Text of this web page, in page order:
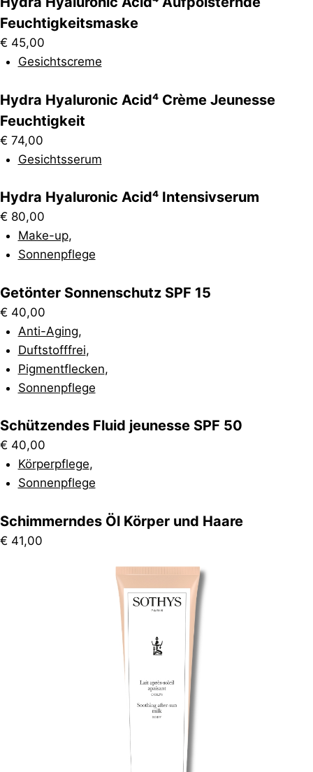
Feuchtigkeitsmaske
€ 45,00
Gesichtscreme
Hydra Hyaluronic Acid⁴ Crème Jeunesse
Feuchtigkeit
€ 74,00
Gesichtsserum
Hydra Hyaluronic Acid⁴ Intensivserum
€ 80,00
Make-up,
Sonnenpflege
Getönter Sonnenschutz SPF 15
€ 40,00
Anti-Aging,
Duftstofffrei,
Pigmentflecken,
Sonnenpflege
Schützendes Fluid jeunesse SPF 50
€ 40,00
Körperpflege,
Sonnenpflege
Schimmerndes Öl Körper und Haare
€ 41,00